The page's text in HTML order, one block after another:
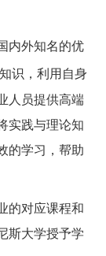
内外知名的优
识，利用自身
人员提供高端
实践与理论知
的学习，帮助
的对应课程和
斯大学授予学